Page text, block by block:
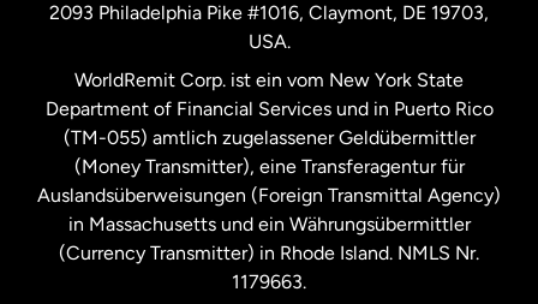
Vereinigte Staaten
Vereinigtes Königreich
2093 Philadelphia Pike #1016, Claymont, DE 19703,
USA.
WorldRemit Corp. ist ein vom New York State
Department of Financial Services und in Puerto Rico
(TM-055) amtlich zugelassener Geldübermittler
(Money Transmitter), eine Transferagentur für
Auslandsüberweisungen (Foreign Transmittal Agency)
in Massachusetts und ein Währungsübermittler
(Currency Transmitter) in Rhode Island. NMLS Nr.
1179663.